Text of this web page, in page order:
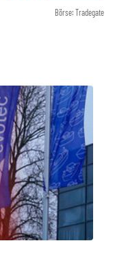
Börse: Tradegate